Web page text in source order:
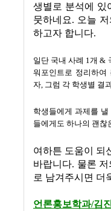
생별로 분석에 있
뭇하네요. 오늘
하고자 합니다.
일단 국내 사례 1개 &
워포인트로 정리하여
자, 그럼 각 학생별 결
학생들에게 과제를
들에게도 하나의 괜
여하튼 도움이 되
바랍니다. 물론
로 남겨주시면 더
언론홍보학과/김